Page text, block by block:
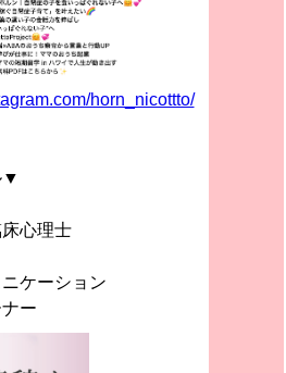
horn_nicottto/
▼
心理士
ケーション
ー